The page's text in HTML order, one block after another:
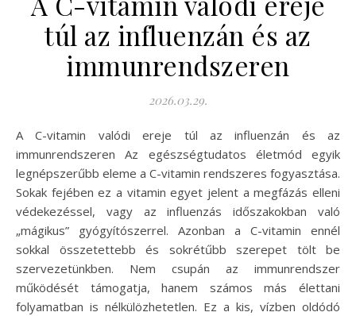
túl az influenzán és az
immunrendszeren
2026.03.29.
A C-vitamin valódi ereje túl az influenzán és az
immunrendszeren Az egészségtudatos életmód egyik
legnépszerűbb eleme a C-vitamin rendszeres fogyasztása.
Sokak fejében ez a vitamin egyet jelent a megfázás elleni
védekezéssel, vagy az influenzás időszakokban való
„mágikus” gyógyítószerrel. Azonban a C-vitamin ennél
sokkal összetettebb és sokrétűbb szerepet tölt be
szervezetünkben. Nem csupán az immunrendszer
működését támogatja, hanem számos más élettani
folyamatban is nélkülözhetetlen. Ez a kis, vízben oldódó